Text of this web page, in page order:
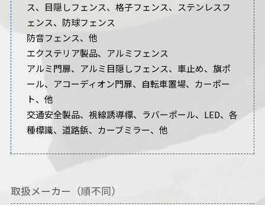
ス、目隠しフェンス、格子フェンス、ステンレスフ
ェンス、防球フェンス
防音フェンス、他
エクステリア製品、アルミフェンス
アルミ門扉、アルミ目隠しフェンス、車止め、旗ポ
ール、アコーディオン門扉、自転車置場、カーポー
ト、他
交通安全製品、視線誘導標、ラバーポール、LED、各
種標識、道路鋲、カーブミラー、他
取扱メーカー（順不同）